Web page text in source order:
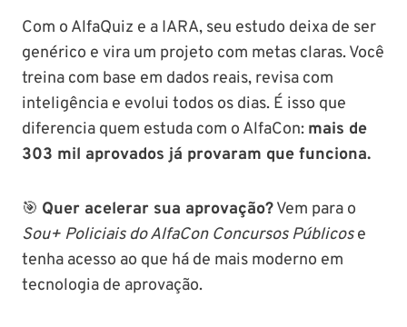
Com o AlfaQuiz e a IARA, seu estudo deixa de ser
genérico e vira um projeto com metas claras. Você
treina com base em dados reais, revisa com
inteligência e evolui todos os dias. É isso que
diferencia quem estuda com o AlfaCon: mais de
303 mil aprovados já provaram que funciona.
🎯 Quer acelerar sua aprovação?Vem para o
Sou+ Policiais do AlfaCon Concursos Públicose
tenha acesso ao que há de mais moderno em
tecnologia de aprovação.